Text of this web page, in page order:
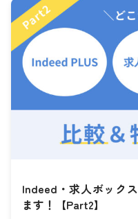
Indeed・求人ボック
ます！【Part2】